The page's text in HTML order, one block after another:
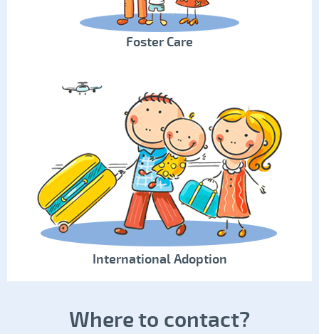
Foster Care
International Adoption
Where to contact?